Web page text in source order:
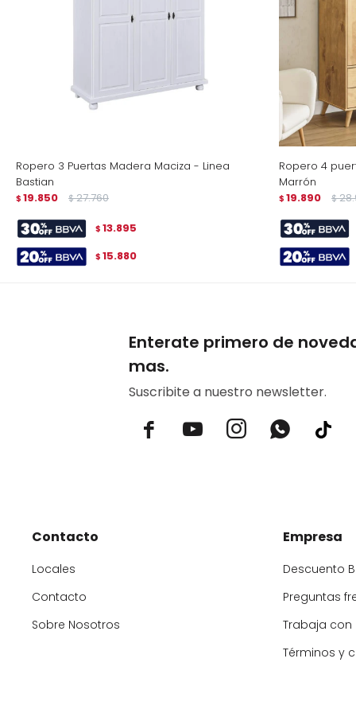
Ropero 3 Puertas Madera Maciza - Linea
Bastian
$ 19.850 $ 27.760
$ 13.895
$ 15.880
Ropero 4
Marrón
$ 19.890 $
Enterate primero de
mas.
Suscribite a nuestro newsletter.
  
Contacto
Locales
Contacto
Sobre Nosotros
Empresa
Descuento
Preguntas
Trabaja
Términos y